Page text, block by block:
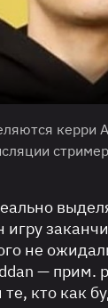
не
— прим.
кто как